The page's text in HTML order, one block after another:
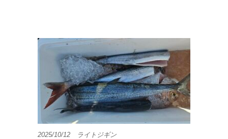
2025/10/12 ライトジギン